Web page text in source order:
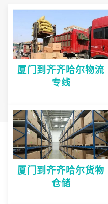
厦门到齐齐哈尔物流
专线
厦门到齐齐哈尔货物
仓储